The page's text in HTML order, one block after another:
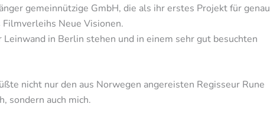
gemeinnützige GmbH, die als ihr erstes Projekt für genau
Neue Visionen.
in Berlin stehen und in einem sehr gut besuchten
nicht nur den aus Norwegen angereisten Regisseur Rune
sondern auch mich.